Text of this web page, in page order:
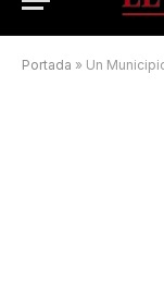
Portada » Un